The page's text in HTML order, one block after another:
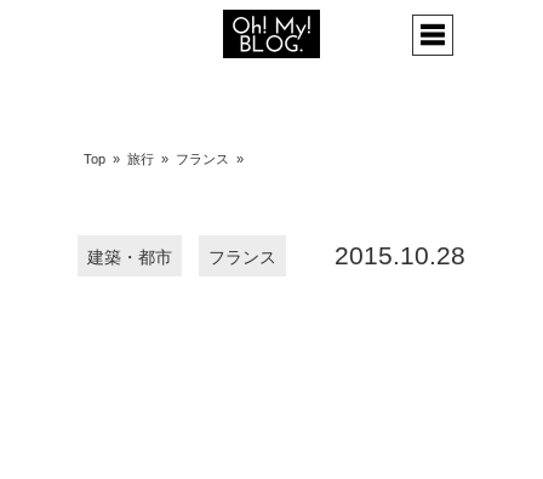
Top » 旅行 » フランス »
2015.10.28
建築・都市 フランス